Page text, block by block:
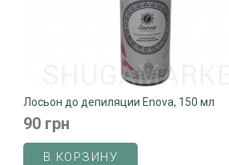
Лосьон до депиляции Enova, 150 мл
90 грн
В КОРЗИНУ